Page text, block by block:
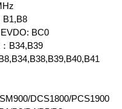
B1,B8
BC0
B34,B39
DCS1800/PCS1900